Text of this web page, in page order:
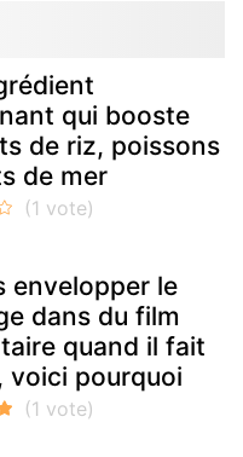
qui booste
de riz, poissons
de mer
envelopper le
dans du film
quand il fait
voici pourquoi